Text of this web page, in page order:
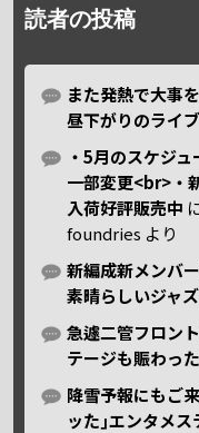
読者の投稿
また発熱で大事
昼下がりのライブ
・5月のスケジ
一部変更<br>・
入荷好評販売中
foundries より
新編成新メンバ
素晴らしいジャズ
急遽二管フロン
テージも賑わっ
降雪予報にもご
ッた｣エンタメス